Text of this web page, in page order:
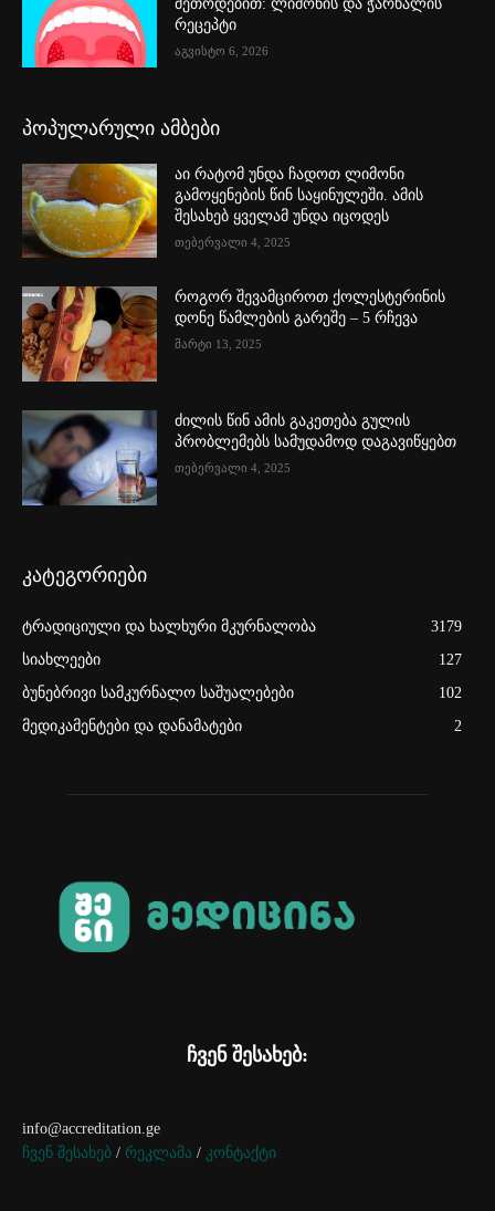
მეთოდებით: ლიმონის და ჭარხალის
რეცეპტი
აგვისტო 6, 2026
პოპულარული ამბები
აი რატომ უნდა ჩადოთ ლიმონი
გამოყენების წინ საყინულეში. ამის
შესახებ ყველამ უნდა იცოდეს
თებერვალი 4, 2025
როგორ შევამციროთ ქოლესტერინის
დონე წამლების გარეშე – 5 რჩევა
მარტი 13, 2025
ძილის წინ ამის გაკეთება გულის
პრობლემებს სამუდამოდ დაგავიწყებთ
თებერვალი 4, 2025
კატეგორიები
ტრადიციული და ხალხური მკურნალობა
3179
სიახლეები
127
ბუნებრივი სამკურნალო საშუალებები
102
მედიკამენტები და დანამატები
2
ჩვენ შესახებ:
info@accreditation.ge
ჩვენ შესახებ / რეკლამა / კონტაქტი